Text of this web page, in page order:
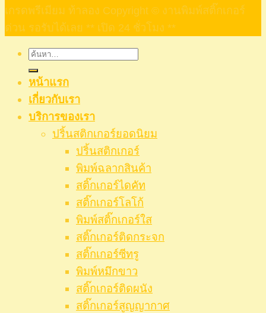
เกรดพรีเมียม ท้าลอง Copyright © งานพิมพ์สติ๊กเกอร์
ด่วน รอรับได้เลย ** เปิด 24 ชั่วโมง **
ค้นหา:
หน้าแรก
เกี่ยวกับเรา
บริการของเรา
ปริ้นสติกเกอร์ยอดนิยม
ปริ้นสติกเกอร์
พิมพ์ฉลากสินค้า
สติ๊กเกอร์ไดคัท
สติ๊กเกอร์โลโก้
พิมพ์สติ๊กเกอร์ใส
สติ๊กเกอร์ติดกระจก
สติ๊กเกอร์ซีทรู
พิมพ์หมึกขาว
สติ๊กเกอร์ติดผนัง
สติ๊กเกอร์สูญญากาศ